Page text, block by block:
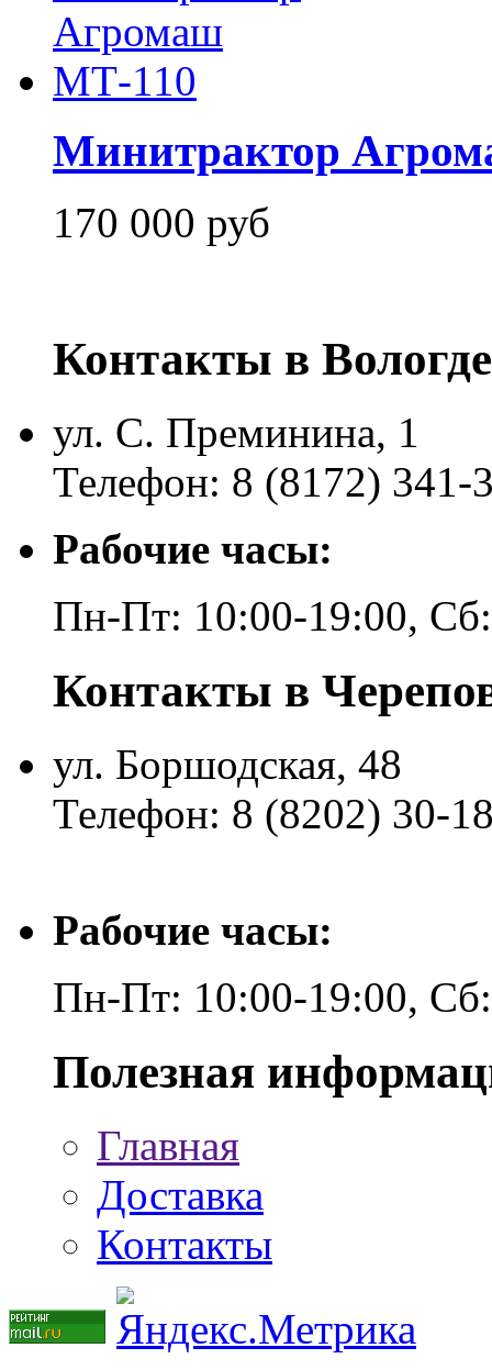
Минитрактор
170 000 руб
Контакты в Вологде
ул. С. Преминина, 1
Телефон: 8 (8172) 341-
Рабочие часы:
Пн-Пт: 10:00-19:00,
Контакты в
ул. Боршодская, 48
Телефон: 8 (8202) 30-
Рабочие часы:
Пн-Пт: 10:00-19:00,
Полезная
Главная
Доставка
Контакты